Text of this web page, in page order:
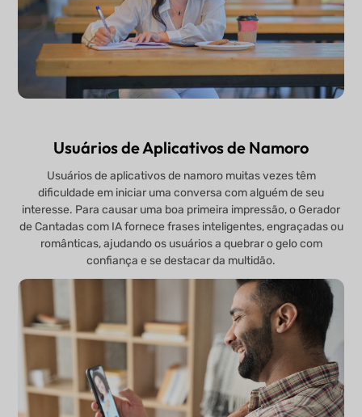
Usuários de Aplicativos de Namoro
Usuários de aplicativos de namoro muitas vezes têm
dificuldade em iniciar uma conversa com alguém de seu
interesse. Para causar uma boa primeira impressão, o Gerador
de Cantadas com IA fornece frases inteligentes, engraçadas ou
românticas, ajudando os usuários a quebrar o gelo com
confiança e se destacar da multidão.